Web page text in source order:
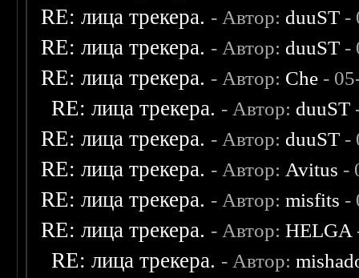
RE: лица трекера. - Автор: duuST -
RE: лица трекера. - Автор: duuST -
RE: лица трекера. - Автор: Che -
RE: лица трекера. - Автор: duuST
RE: лица трекера. - Автор: duuST -
RE: лица трекера. - Автор: Avitus -
RE: лица трекера. - Автор:misfits -
RE: лица трекера. - Автор:HELGA
RE: лица трекера. - Автор: